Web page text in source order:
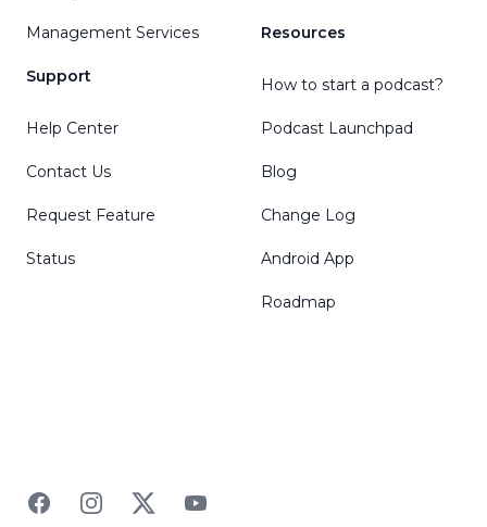
Management Services
Support
Help Center
Contact Us
Request Feature
Status
Resources
How to start a podcast?
Podcast Launchpad
Blog
Change Log
Android App
Roadmap
FacebookInstagramTwitterYouTube